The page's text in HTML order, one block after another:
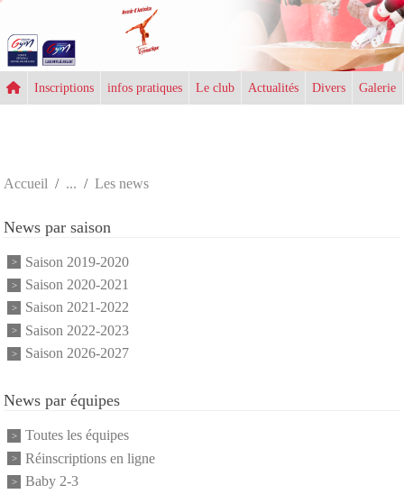
Inscriptions infos pratiques Le club Actualités Divers Galerie
Accueil Les news
News par saison
Saison 2019-2020
Saison 2020-2021
Saison 2021-2022
Saison 2022-2023
Saison 2026-2027
News par équipes
Toutes les équipes
Réinscriptions en ligne
Baby 2-3
Panneau de gestion des cookies